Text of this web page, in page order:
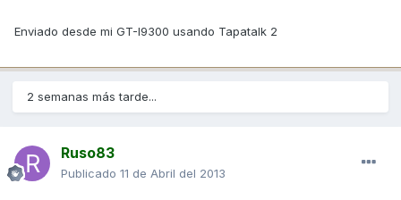
Enviado desde mi GT-I9300 usando Tapatalk 2
2 semanas más tarde...
Ruso83
Publicado 11 de Abril del 2013